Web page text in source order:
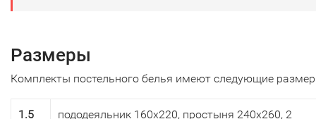
Размеры
Комплекты постельного белья имеют следующие
1.5
пододеяльник 160х220, простыня 240х260, 2